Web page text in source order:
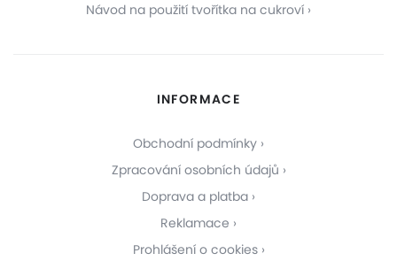
Návod na použití tvořítka na cukroví
INFORMACE
Obchodní podmínky
Zpracování osobních údajů
Doprava a platba
Reklamace
Prohlášení o cookies